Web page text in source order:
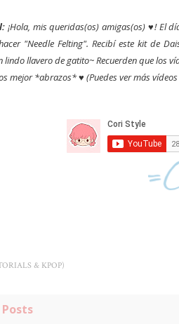
¡Hola, mis queridas(os) amigas(os) ♥! El
"Needle Felting". Recibí este kit de
lindo llavero de gatito~ Recuerden que los
mejor *abrazos* ♥ (Puedes ver más
& KPOP)